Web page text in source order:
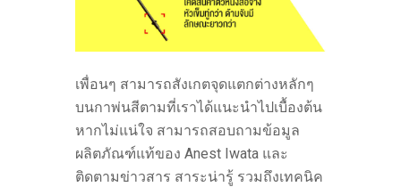
เพื่อนๆ สามารถสังเกตจุดแตกต่างหลักๆ
บนกาพ่นสีตามที่เราได้แนะนำไปเบื้องต้น
หากไม่แน่ใจ สามารถสอบถามข้อมูล
ผลิตภัณฑ์แท้ของ Anest Iwata และ
ติดตามข่าวสาร สาระน่ารู้ รวมถึงเทคนิค